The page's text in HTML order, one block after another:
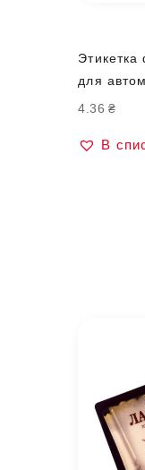
Этикетка
для
4.36₴
В